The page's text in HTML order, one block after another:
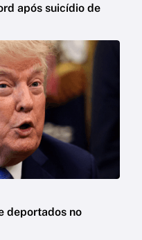
após suicídio de
deportados no